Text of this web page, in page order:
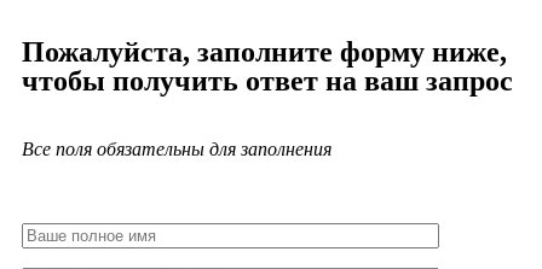
Пожалуйста, заполните форму ниже,
чтобы получить ответ на ваш запрос
Все поля обязательны для заполнения